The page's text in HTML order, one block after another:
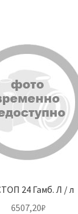
24 Гамб. Л / л
6507,20₽